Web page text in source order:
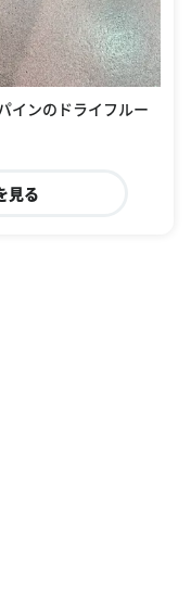
インのドライフルー
見る